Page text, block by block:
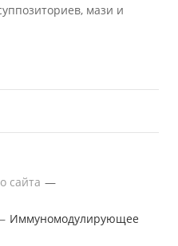
мази и
сайта —
Иммуномодулирующее